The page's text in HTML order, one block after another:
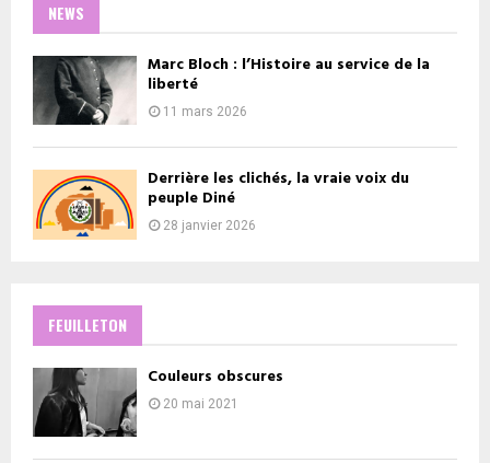
NEWS
Marc Bloch : l’Histoire au service de la
liberté
11 mars 2026
Derrière les clichés, la vraie voix du
peuple Diné
28 janvier 2026
FEUILLETON
Couleurs obscures
20 mai 2021